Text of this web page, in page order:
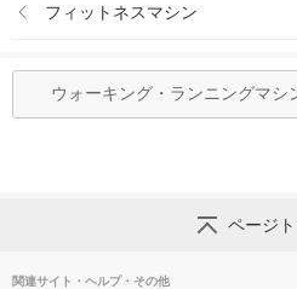
フィットネスマシン
ウォーキング・ランニングマシ
ページ
関連サイト・ヘルプ・その他